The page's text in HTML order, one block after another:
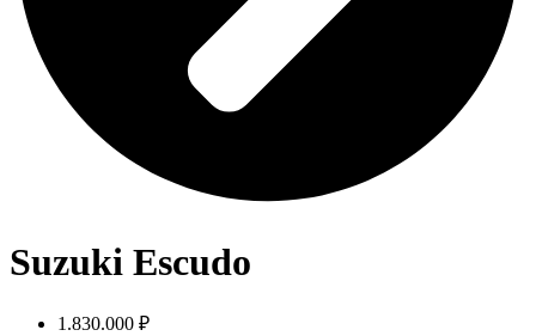
Suzuki Escudo
1.830.000 ₽